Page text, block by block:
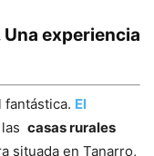
experiencia
fantástica. El
casas rurales
situada en Tanarro,